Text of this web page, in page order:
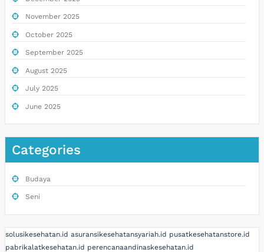
November 2025
October 2025
September 2025
August 2025
July 2025
June 2025
Categories
Budaya
Seni
solusikesehatan.id asuransikesehatansyariah.id pusatkesehatanstore.id
pabrikalatkesehatan.id perencanaandinaskesehatan.id